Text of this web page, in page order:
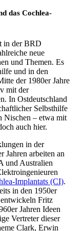
das Cochlea-
in der BRD
neue
und Themen. Es
und in den
der 1980er Jahre
mit der
In Ostdeutschland
Selbsthilfe
Nischen – etwa mit
auch hier.
in der
Jahren arbeiten an
und Australien
Implantats (CI).
in den 1950er
entwickeln Fritz
Jahren Ideen
Vertreter dieser
Clark, Erwin